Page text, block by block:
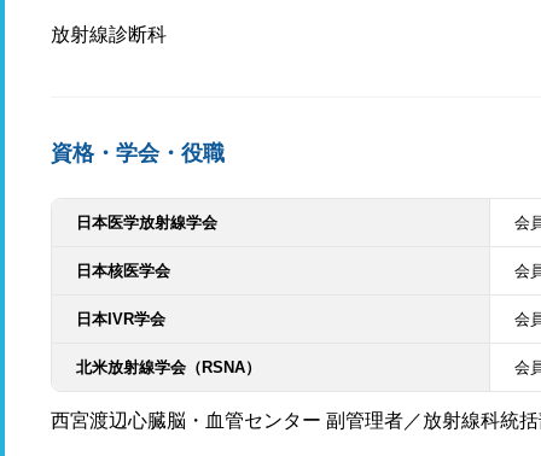
放射線診断科
資格・学会・役職
日本医学放射線学会 会
日本核医学会 会
日本IVR学会 会
北米放射線学会（RSNA） 会
西宮渡辺心臓脳・血管センター 副管理者／放射線科統